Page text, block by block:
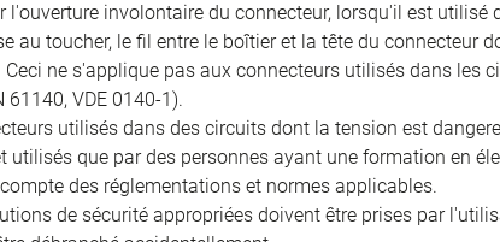
l'ouverture involontaire du connecteur, lorsqu'il est
au toucher, le fil entre le boîtier et la tête du connecteur
ne s'applique pas aux connecteurs utilisés dans les
61140, VDE 0140-1).
utilisés dans des circuits dont la tension est
utilisés que par des personnes ayant une formation en
des réglementations et normes applicables.
de sécurité appropriées doivent être prises par